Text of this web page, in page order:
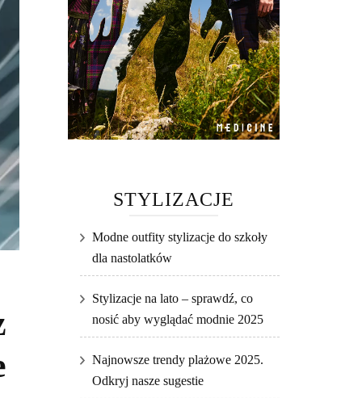
STYLIZACJE
Modne outfity stylizacje do szkoły
dla nastolatków
Stylizacje na lato – sprawdź, co
nosić aby wyglądać modnie 2025
Najnowsze trendy plażowe 2025.
Odkryj nasze sugestie